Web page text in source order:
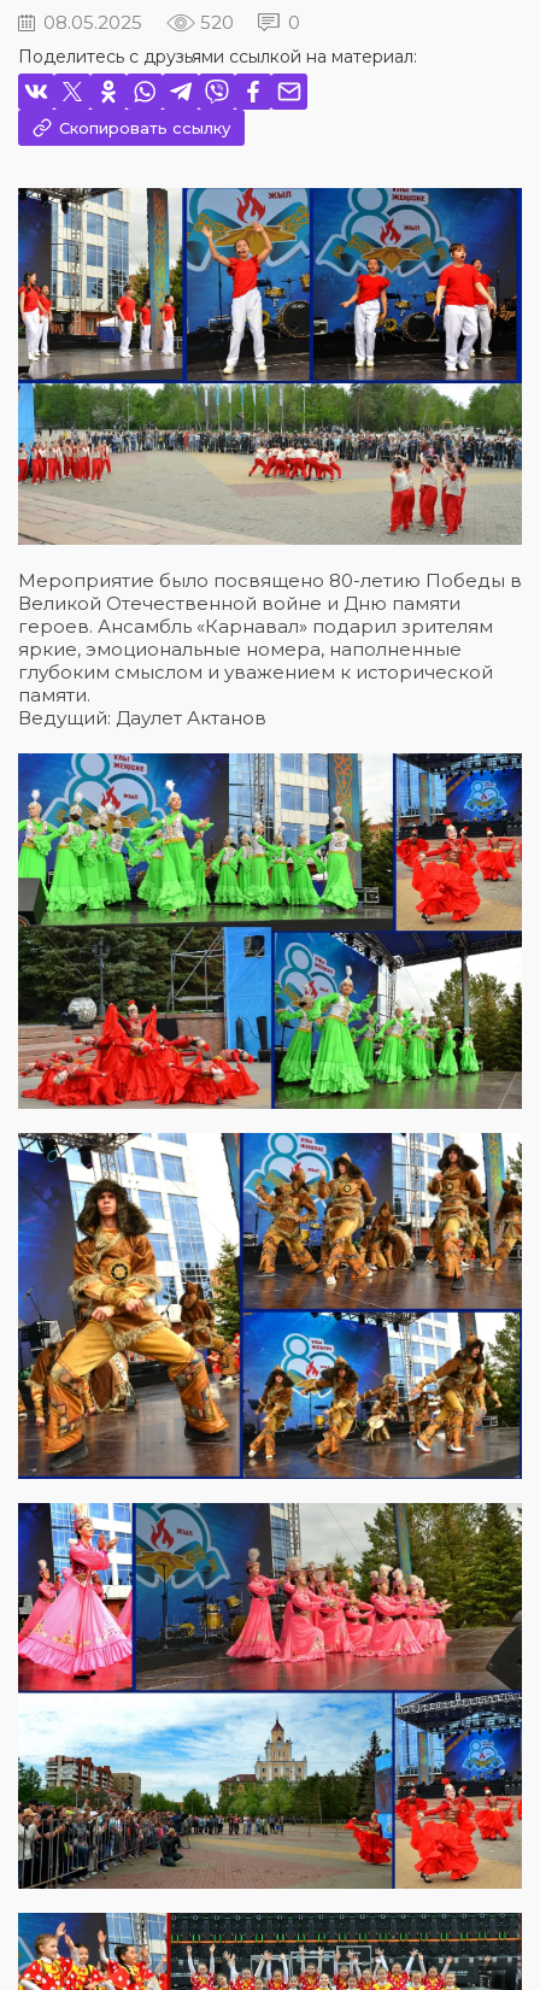
08.05.2025 520 0
Поделитесь с друзьями ссылкой на материал:
Скопировать ссылку
Мероприятие было посвящено 80-летию Победы в
Великой Отечественной войне и Дню памяти
героев. Ансамбль «Карнавал» подарил зрителям
яркие, эмоциональные номера, наполненные
глубоким смыслом и уважением к исторической
памяти.
Ведущий: Даулет Актанов